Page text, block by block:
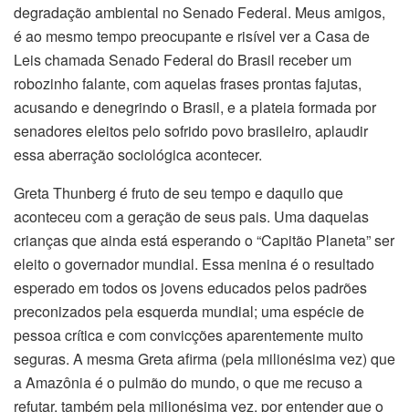
degradação ambiental no Senado Federal. Meus amigos,
é ao mesmo tempo preocupante e risível ver a Casa de
Leis chamada Senado Federal do Brasil receber um
robozinho falante, com aquelas frases prontas fajutas,
acusando e denegrindo o Brasil, e a plateia formada por
senadores eleitos pelo sofrido povo brasileiro, aplaudir
essa aberração sociológica acontecer.
Greta Thunberg é fruto de seu tempo e daquilo que
aconteceu com a geração de seus pais. Uma daquelas
crianças que ainda está esperando o “Capitão Planeta” ser
eleito o governador mundial. Essa menina é o resultado
esperado em todos os jovens educados pelos padrões
preconizados pela esquerda mundial; uma espécie de
pessoa crítica e com convicções aparentemente muito
seguras. A mesma Greta afirma (pela milionésima vez) que
a Amazônia é o pulmão do mundo, o que me recuso a
refutar, também pela milionésima vez, por entender que o